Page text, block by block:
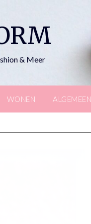
& Meer
WONEN ALGEMEEN